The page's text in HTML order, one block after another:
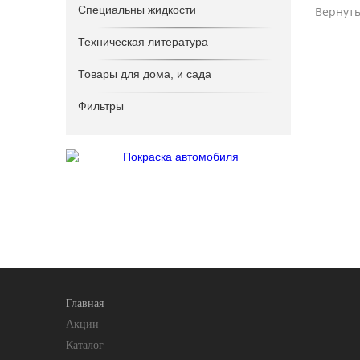
Специальны жидкости
Техническая литература
Товары для дома, и сада
Фильтры
Главная
Акции
Каталог